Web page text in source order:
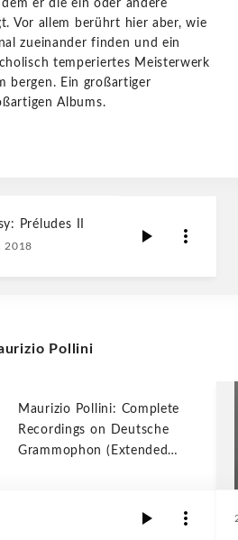
er die ein oder andere
Vor allem berührt hier aber, wie
zueinander finden und ein
temperiertes Meisterwerk
bergen. Ein großartiger
Albums.
Préludes II
2018
Pollini
Maurizio Pollini: Complete
Recordings on Deutsche
Grammophon (Extended